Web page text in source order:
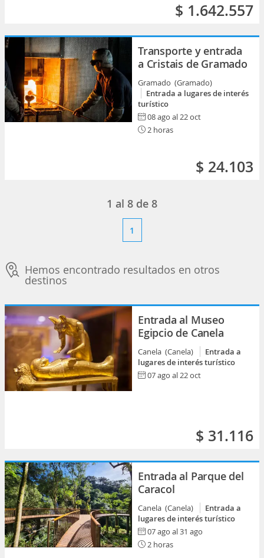
$ 1.642.557
Transporte y entrada
a Cristais de Gramado
Gramado (Gramado)
Entrada a lugares de interés
turístico
08 ago al 22 oct
2 horas
$ 24.103
1 al 8 de 8
1
Hemos encontrado resultados en otros
destinos
Entrada al Museo
Egipcio de Canela
Canela (Canela)
Entrada a
lugares de interés turístico
07 ago al 22 oct
$ 31.116
Entrada al Parque del
Caracol
Canela (Canela)
Entrada a
lugares de interés turístico
07 ago al 31 ago
2 horas